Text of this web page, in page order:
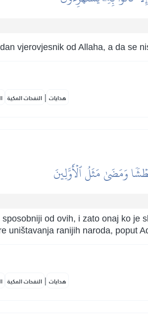
vjerovjesnik od Allaha, a da se
النفحات المكية | هدايات
وَمَضَىٰ مَثَلُ ٱلۡأَوَّلِينَ
od ovih, i zato onaj ko je
uništavanja ranijih naroda, poput
النفحات المكية | هدايات